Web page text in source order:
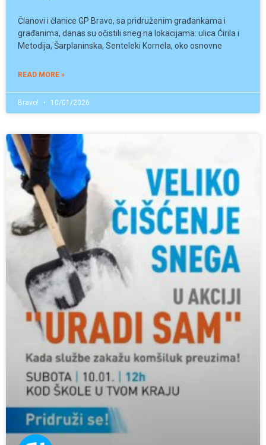
Članovi i članice GP Bravo, sa pridruženim građankama i
građanima, danas su očistili sneg na lokacijama: ulica Ćirila i
Metodija, Šarplaninska, Senteleki Kornela, oko osnovne
READ MORE »
Bravo! 10/01/2026